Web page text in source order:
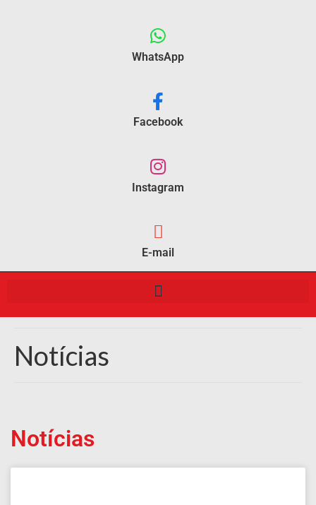
WhatsApp
Facebook
Instagram
E-mail
Notícias
Notícias